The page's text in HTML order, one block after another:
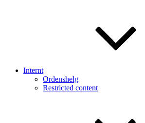
Internt
Ordenshelg
Restricted content